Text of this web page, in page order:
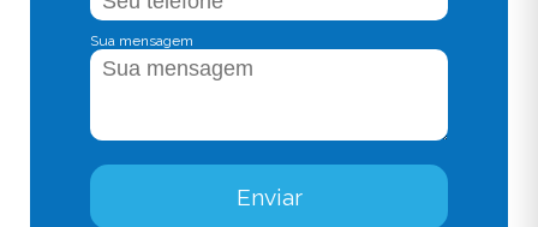
Sua mensagem
Enviar